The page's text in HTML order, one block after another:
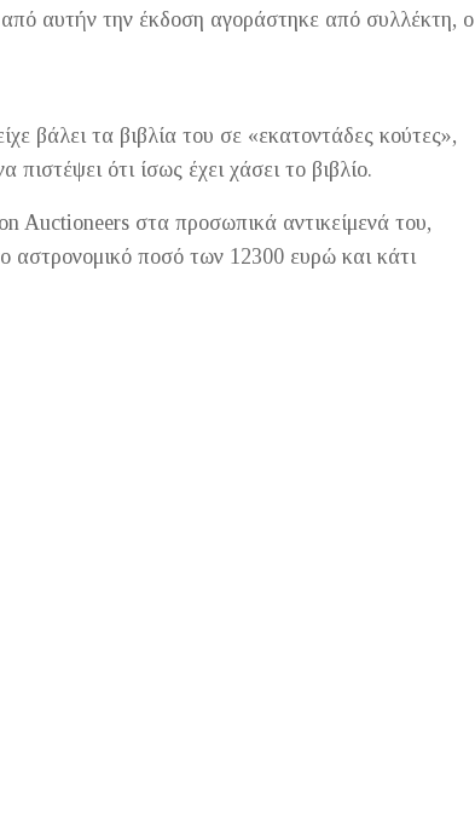
αυτήν την έκδοση αγοράστηκε από συλλέκτη, ο
βάλει τα βιβλία του σε «εκατοντάδες κούτες»,
ότι ίσως έχει χάσει το βιβλίο.
Auctioneers στα προσωπικά αντικείμενά του,
αστρονομικό ποσό των 12300 ευρώ και κάτι